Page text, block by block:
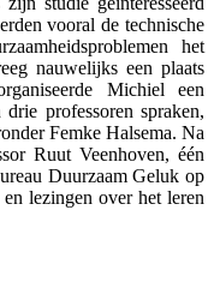
vooral de technische
het
nauwelijks een plaats
Michiel een
professoren spraken,
Femke Halsema. Na
Ruut Veenhoven, één
Duurzaam Geluk op
lezingen over het leren